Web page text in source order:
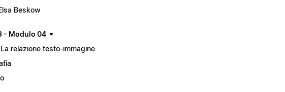
Beskow
- Modulo 04
relazione testo-immagine